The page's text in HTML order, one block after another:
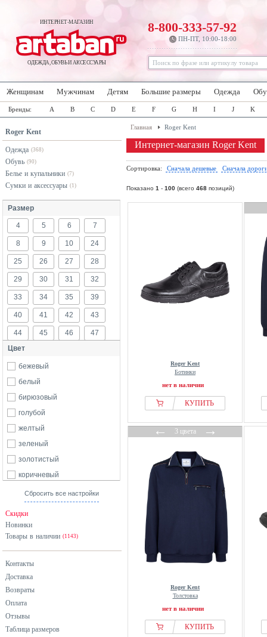
ИНТЕРНЕТ-МАГАЗИН
ОДЕЖДА, ОБУВЬ И АКСЕССУАРЫ
8-800-333-57-92
ПН-ПТ, 10:00-18:00
Женщинам Мужчинам Детям Большие размеры Одежда
Бренды: A B C D E F G H I J K
Roger Kent
Одежда (368)
Обувь (90)
Белье и купальники (7)
Сумки и аксессуары (1)
Размер
4 5 6 7
8 9 10 24
25 26 27 28
29 30 31 32
33 34 35 39
40 41 42 43
44 45 46 47
48
56 58
64 66
Цвет
бежевый
белый
бирюзовый
голубой
желтый
зеленый
золотистый
коричневый
красный
розовый
серебристый
серый
хаки
черный
Сбросить все настройки
Скидки
Новинки
Товары в наличии (1143)
Контакты
Доставка
Возвраты
Оплата
Отзывы
Таблица размеров
Главная Roger Kent
Интернет-магазин Roger Kent
Сортировка: Сначала дешевые Сначала
Показано 1 - 100 (всего 468 позиций)
Roger Kent
Ботинки
нет в наличии
КУПИТЬ
←3 цвета→
Roger Kent
Толстовка
нет в наличии
КУПИТЬ